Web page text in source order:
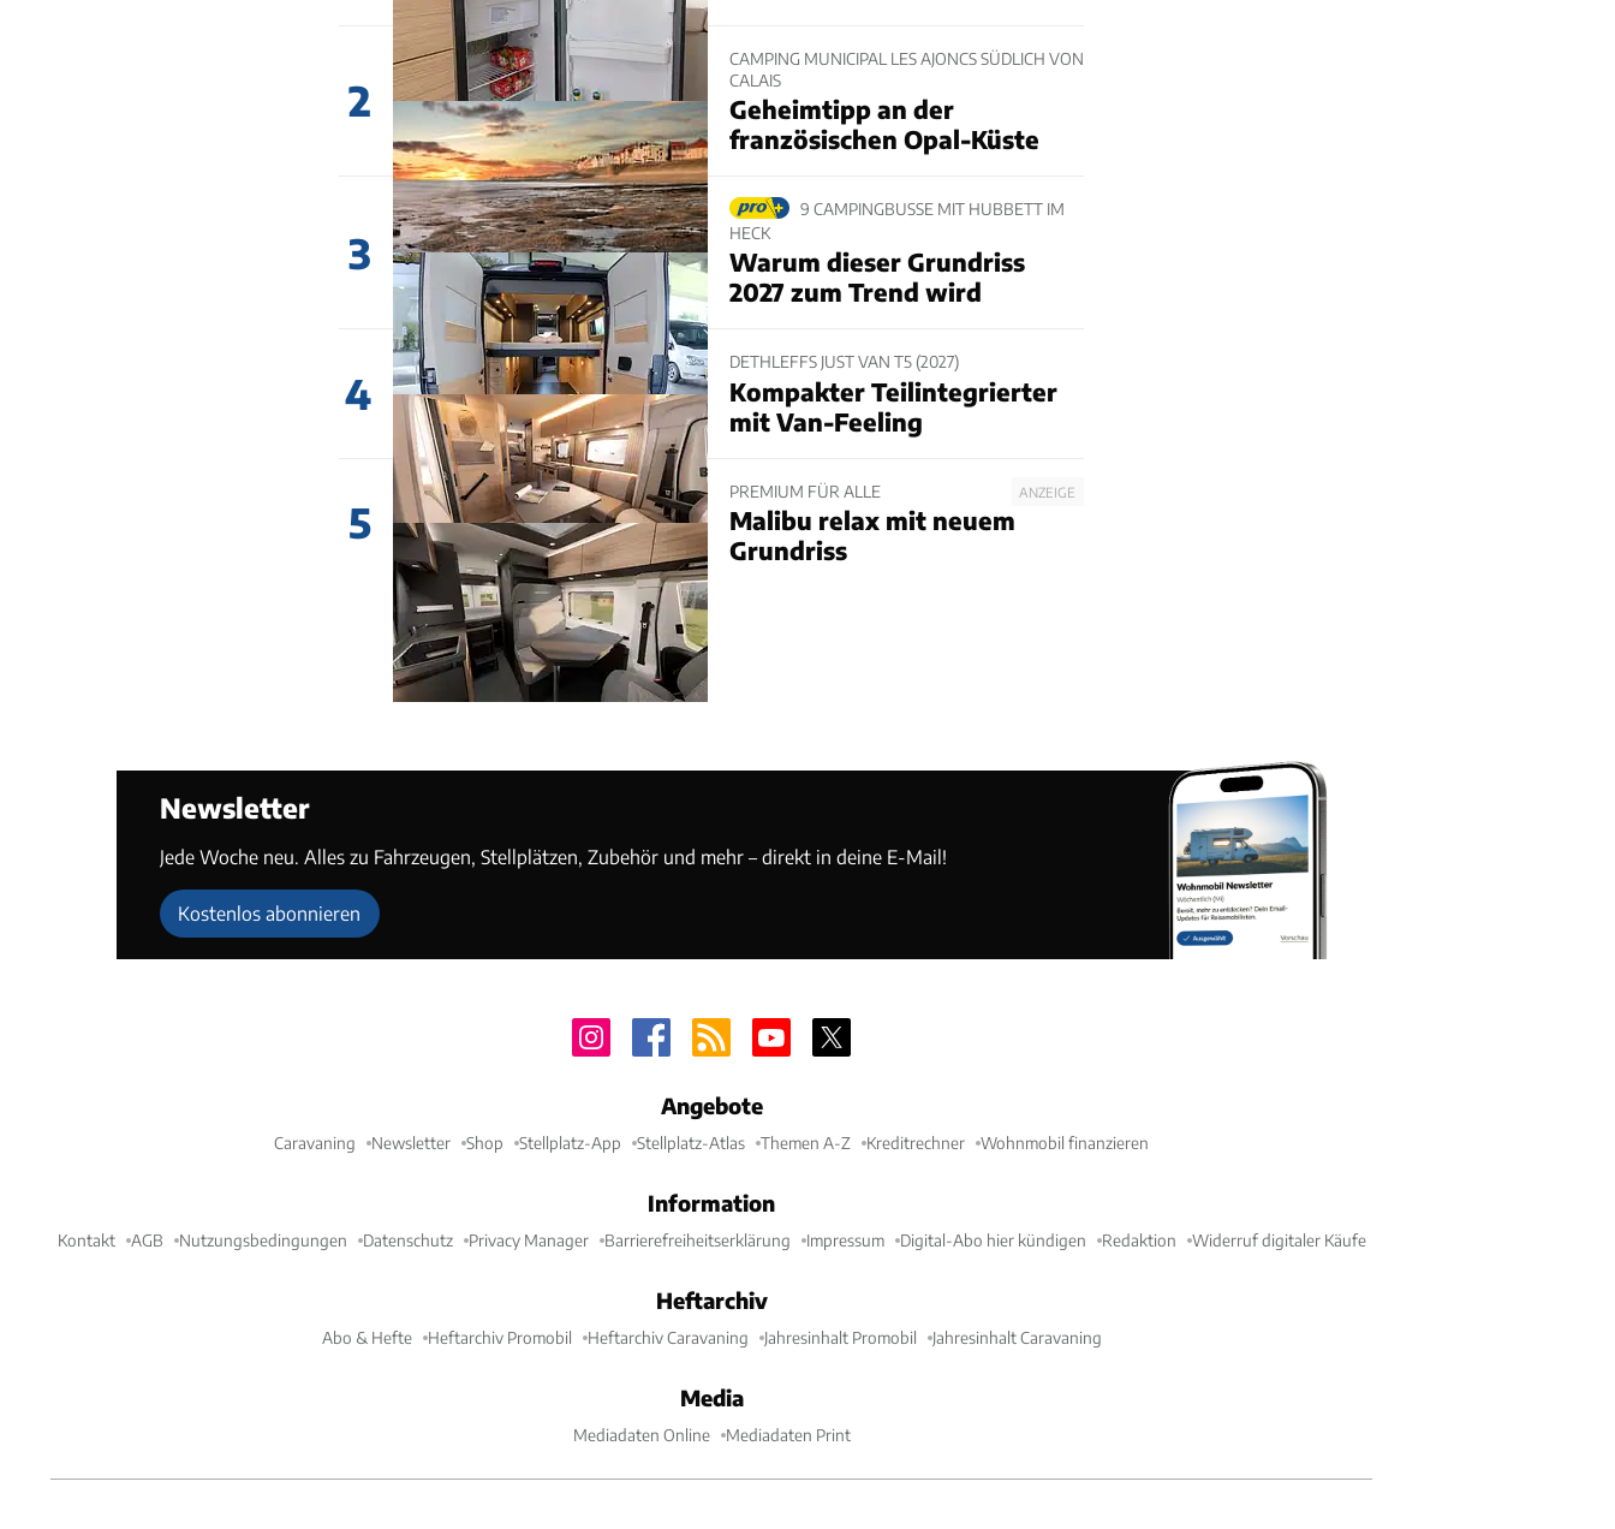
2
CAMPING MUNICIPAL LES AJONCS SÜDLICH VON
CALAIS
Geheimtipp an der
französischen Opal-Küste
3
9 CAMPINGBUSSE MIT HUBBETT IM
HECK
Warum dieser Grundriss
2027 zum Trend wird
4
DETHLEFFS JUST VAN T5 (2027)
Kompakter Teilintegrierter
mit Van-Feeling
5
ANZEIGE
PREMIUM FÜR ALLE
Malibu relax mit neuem
Grundriss
Newsletter
Jede Woche neu. Alles zu Fahrzeugen, Stellplätzen, Zubehör und mehr – direkt in deine E-Mail!
Kostenlos abonnieren
Angebote
Caravaning Newsletter Shop Stellplatz-App Stellplatz-Atlas Themen A-Z Kreditrechner Wohnmobil finanzieren
Information
Kontakt AGB Nutzungsbedingungen Datenschutz Privacy Manager Barrierefreiheitserklärung Impressum Digital-Abo hier kündigen Redaktion Widerruf digitaler Käufe
Heftarchiv
Abo & Hefte Heftarchiv Promobil Heftarchiv Caravaning Jahresinhalt Promobil Jahresinhalt Caravaning
Media
Mediadaten Online Mediadaten Print